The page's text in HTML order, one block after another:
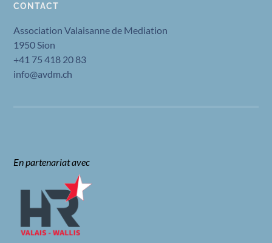
CONTACT
Association Valaisanne de Mediation
1950 Sion
+41 75 418 20 83
info@avdm.ch
En partenariat avec